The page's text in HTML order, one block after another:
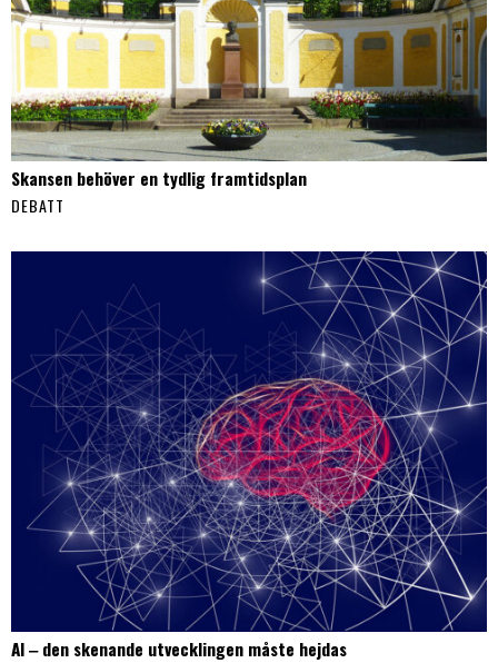
Skansen behöver en tydlig framtidsplan
DEBATT
AI ‒ den skenande utvecklingen måste hejdas